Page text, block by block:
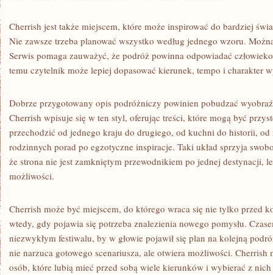
Cherrish jest także miejscem, które może inspirować do bardziej
Nie zawsze trzeba planować wszystko według jednego wzoru.
Serwis pomaga zauważyć, że podróż powinna odpowiadać
temu czytelnik może lepiej dopasować kierunek, tempo i charakter
Dobrze przygotowany opis podróżniczy powinien pobudzać
Cherrish wpisuje się w ten styl, oferując treści, które mogą być
przechodzić od jednego kraju do drugiego, od kuchni do historii,
rodzinnych porad po egzotyczne inspiracje. Taki układ sprzyja
że strona nie jest zamkniętym przewodnikiem po jednej destynacji,
możliwości.
Cherrish może być miejscem, do którego wraca się nie tylko przed
wtedy, gdy pojawia się potrzeba znalezienia nowego pomysłu.
niezwykłym festiwalu, by w głowie pojawił się plan na kolejną
nie narzuca gotowego scenariusza, ale otwiera możliwości. Cherrish
osób, które lubią mieć przed sobą wiele kierunków i wybierać z